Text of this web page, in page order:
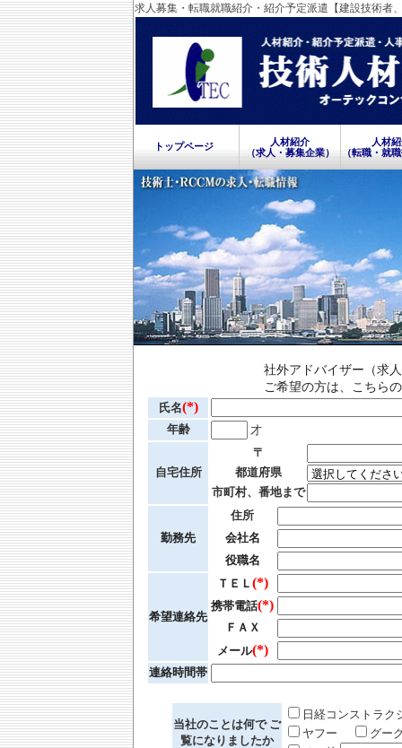
求人募集・転職就職紹介・紹介予定派遣【建設技術者
トップページ
人材紹介
（求人・募集企業）
人材
（転職・就
社外アドバイザー（求
ご希望の方は、こちら
氏名(*)
年齢 才
自宅住所
〒
都道府県
市町村、番地まで
勤務先
住所
会社名
役職名
希望連絡先
ＴＥＬ (*)
携帯電話(*)
ＦＡＸ
メール(*)
連絡時間帯
当社のことは何で ご
覧になりましたか
日経コンストラ
ヤフー
グ